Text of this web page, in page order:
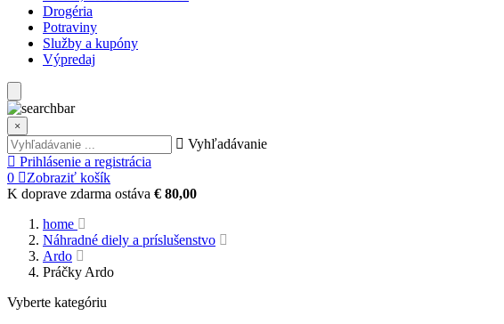
Drogéria
Potraviny
Služby a kupóny
Výpredaj
×
Vyhľadávanie
Prihlásenie a registrácia
0
Zobraziť košík
K doprave zdarma ostáva € 80,00
home
Náhradné diely a príslušenstvo
Ardo
Práčky Ardo
Vyberte kategóriu